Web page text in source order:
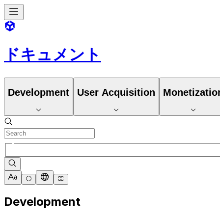
ドキュメント
Development User Acquisition
Development